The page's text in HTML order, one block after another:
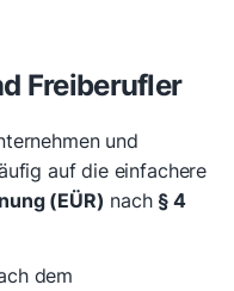
Freiberufler
und
auf die einfachere
(EÜR) nach § 4
dem